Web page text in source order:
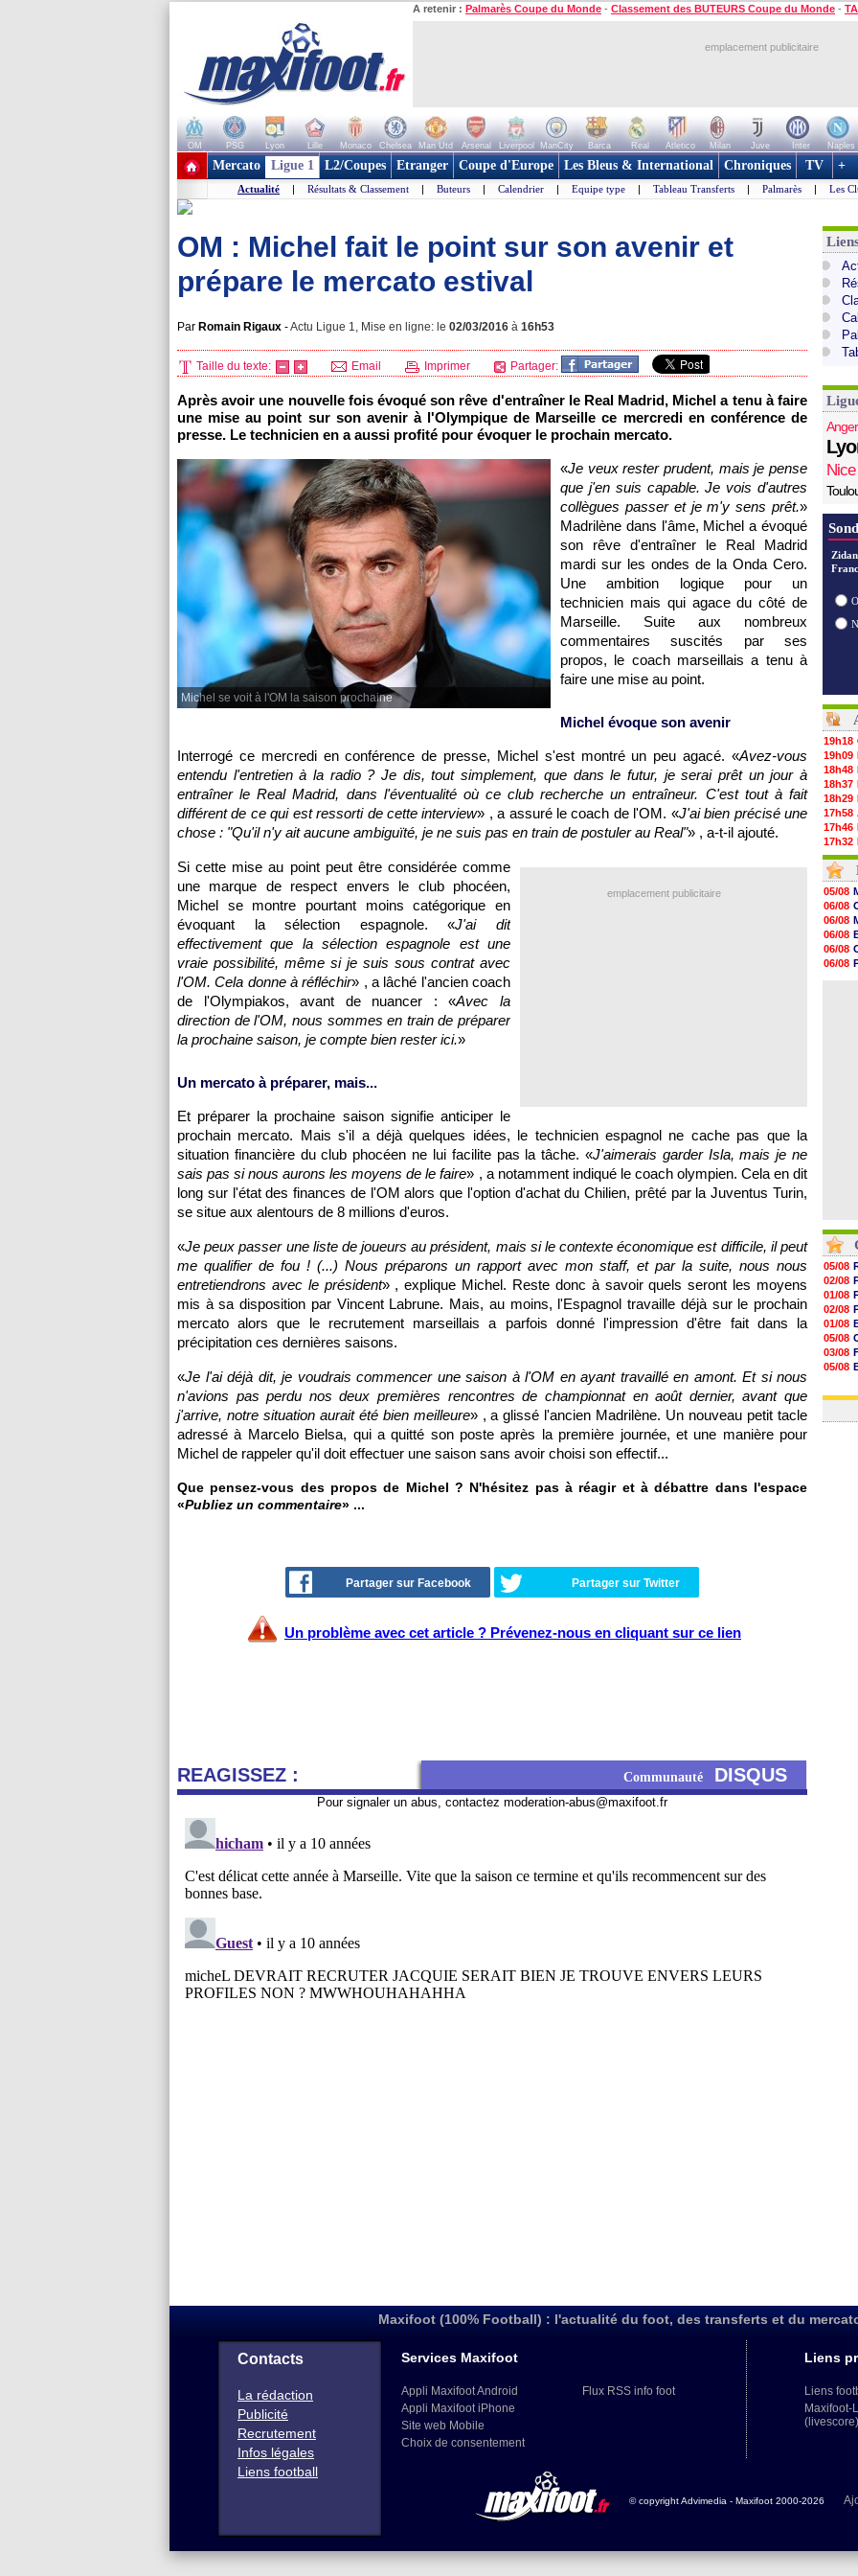
A retenir : Palmarès Coupe du Monde - Classement des BUTEURS Coupe du Monde -
emplacement publicitaire
OM PSG Lyon Lille Monaco Chelsea Man Utd Arsenal Liverpool ManCity Barca Real Atletico Milan Juve Inter Naples
+ de clubs
Mercato Ligue 1 L2/Coupes Etranger Coupe d'Europe Les Bleus & International Chroniques TV +
Actualité | Résultats & Classement | Buteurs | Calendrier | Equipe type | Tableau Transferts | Palmarès | Les
OM : Michel fait le point sur son avenir et
prépare le mercato estival
Par Romain Rigaux -Actu Ligue 1, Mise en ligne: le 02/03/2016 à 16h53
Taille du texte: Email Imprimer Partager:
Après avoir une nouvelle fois évoqué son rêve d'entraîner le Real Madrid, Michel a tenu à faire
une mise au point sur son avenir à l'Olympique de Marseille ce mercredi en conférence de
presse. Le technicien en a aussi profité pour évoquer le prochain mercato.
Michel se voit à l'OM la saison prochaine
«Je veux rester prudent, mais je pense
que j'en suis capable. Je vois d'autres
collègues passer et je m'y sens prêt.»
Madrilène dans l'âme, Michel a évoqué
son rêve d'entraîner le Real Madrid
mardi sur les ondes de la Onda Cero.
Une ambition logique pour un
technicien mais qui agace du côté de
Marseille. Suite aux nombreux
commentaires suscités par ses
propos, le coach marseillais a tenu à
faire une mise au point.
Michel évoque son avenir
Interrogé ce mercredi en conférence de presse, Michel s'est montré un peu agacé. «Avez-vous
entendu l'entretien à la radio ? Je dis, tout simplement, que dans le futur, je serai prêt un jour à
entraîner le Real Madrid, dans l'éventualité où ce club recherche un entraîneur. C'est tout à fait
différent de ce qui est ressorti de cette interview» , a assuré le coach de l'OM. «J'ai bien précisé une
chose : "Qu'il n'y ait aucune ambiguïté, je ne suis pas en train de postuler au Real"» , a-t-il ajouté.
emplacement publicitaire
Si cette mise au point peut être considérée comme
une marque de respect envers le club phocéen,
Michel se montre pourtant moins catégorique en
évoquant la sélection espagnole. «J'ai dit
effectivement que la sélection espagnole est une
vraie possibilité, même si je suis sous contrat avec
l'OM. Cela donne à réfléchir» , a lâché l'ancien coach
de l'Olympiakos, avant de nuancer : «Avec la
direction de l'OM, nous sommes en train de préparer
la prochaine saison, je compte bien rester ici.»
Un mercato à préparer, mais...
Et préparer la prochaine saison signifie anticiper le
prochain mercato. Mais s'il a déjà quelques idées, le technicien espagnol ne cache pas que la
situation financière du club phocéen ne lui facilite pas la tâche. «J'aimerais garder Isla, mais je ne
sais pas si nous aurons les moyens de le faire» , a notamment indiqué le coach olympien. Cela en dit
long sur l'état des finances de l'OM alors que l'option d'achat du Chilien, prêté par la Juventus Turin,
se situe aux alentours de 8 millions d'euros.
«Je peux passer une liste de joueurs au président, mais si le contexte économique est difficile, il peut
me qualifier de fou ! (...) Nous préparons un rapport avec mon staff, et par la suite, nous nous
entretiendrons avec le président» , explique Michel. Reste donc à savoir quels seront les moyens
mis à sa disposition par Vincent Labrune. Mais, au moins, l'Espagnol travaille déjà sur le prochain
mercato alors que le recrutement marseillais a parfois donné l'impression d'être fait dans la
précipitation ces dernières saisons.
«Je l'ai déjà dit, je voudrais commencer une saison à l'OM en ayant travaillé en amont. Et si nous
n'avions pas perdu nos deux premières rencontres de championnat en août dernier, avant que
j'arrive, notre situation aurait été bien meilleure» , a glissé l'ancien Madrilène. Un nouveau petit tacle
adressé à Marcelo Bielsa, qui a quitté son poste après la première journée, et une manière pour
Michel de rappeler qu'il doit effectuer une saison sans avoir choisi son effectif...
Que pensez-vous des propos de Michel ? N'hésitez pas à réagir et à débattre dans l'espace
«Publiez un commentaire» ...
Partager sur Facebook Partager sur Twitter
Un problème avec cet article ? Prévenez-nous en cliquant sur ce lien
REAGISSEZ : Communauté DISQUS
Pour signaler un abus, contactez moderation-abus@maxifoot.fr
Nice
19h18
19h09
18h48
18h37
18h29
17h58
17h46
17h32
17h16
16h59
16h37
16h33
16h27
16h22
16h07
15h46
15h41
05/08
06/08
06/08
06/08
06/08
06/08
05/08
02/08
01/08
02/08
01/08
05/08
03/08
05/08
03/08
Maxifoot (100% Football) : l'actualité du foot, des transferts et du
Contacts
La rédaction
Publicité
Recrutement
Infos légales
Liens football
Services Maxifoot
Appli Maxifoot Android
Appli Maxifoot iPhone
Site web Mobile
Choix de consentement
Flux RSS info foot
Liens
Liens
Maxifoot-
(livescore)
© copyright Advimedia - Maxifoot 2000-2026